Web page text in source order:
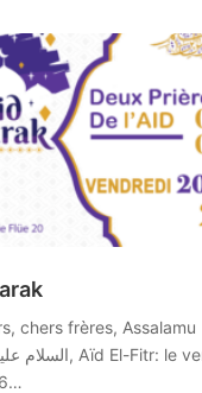
chers frères, Assalamu